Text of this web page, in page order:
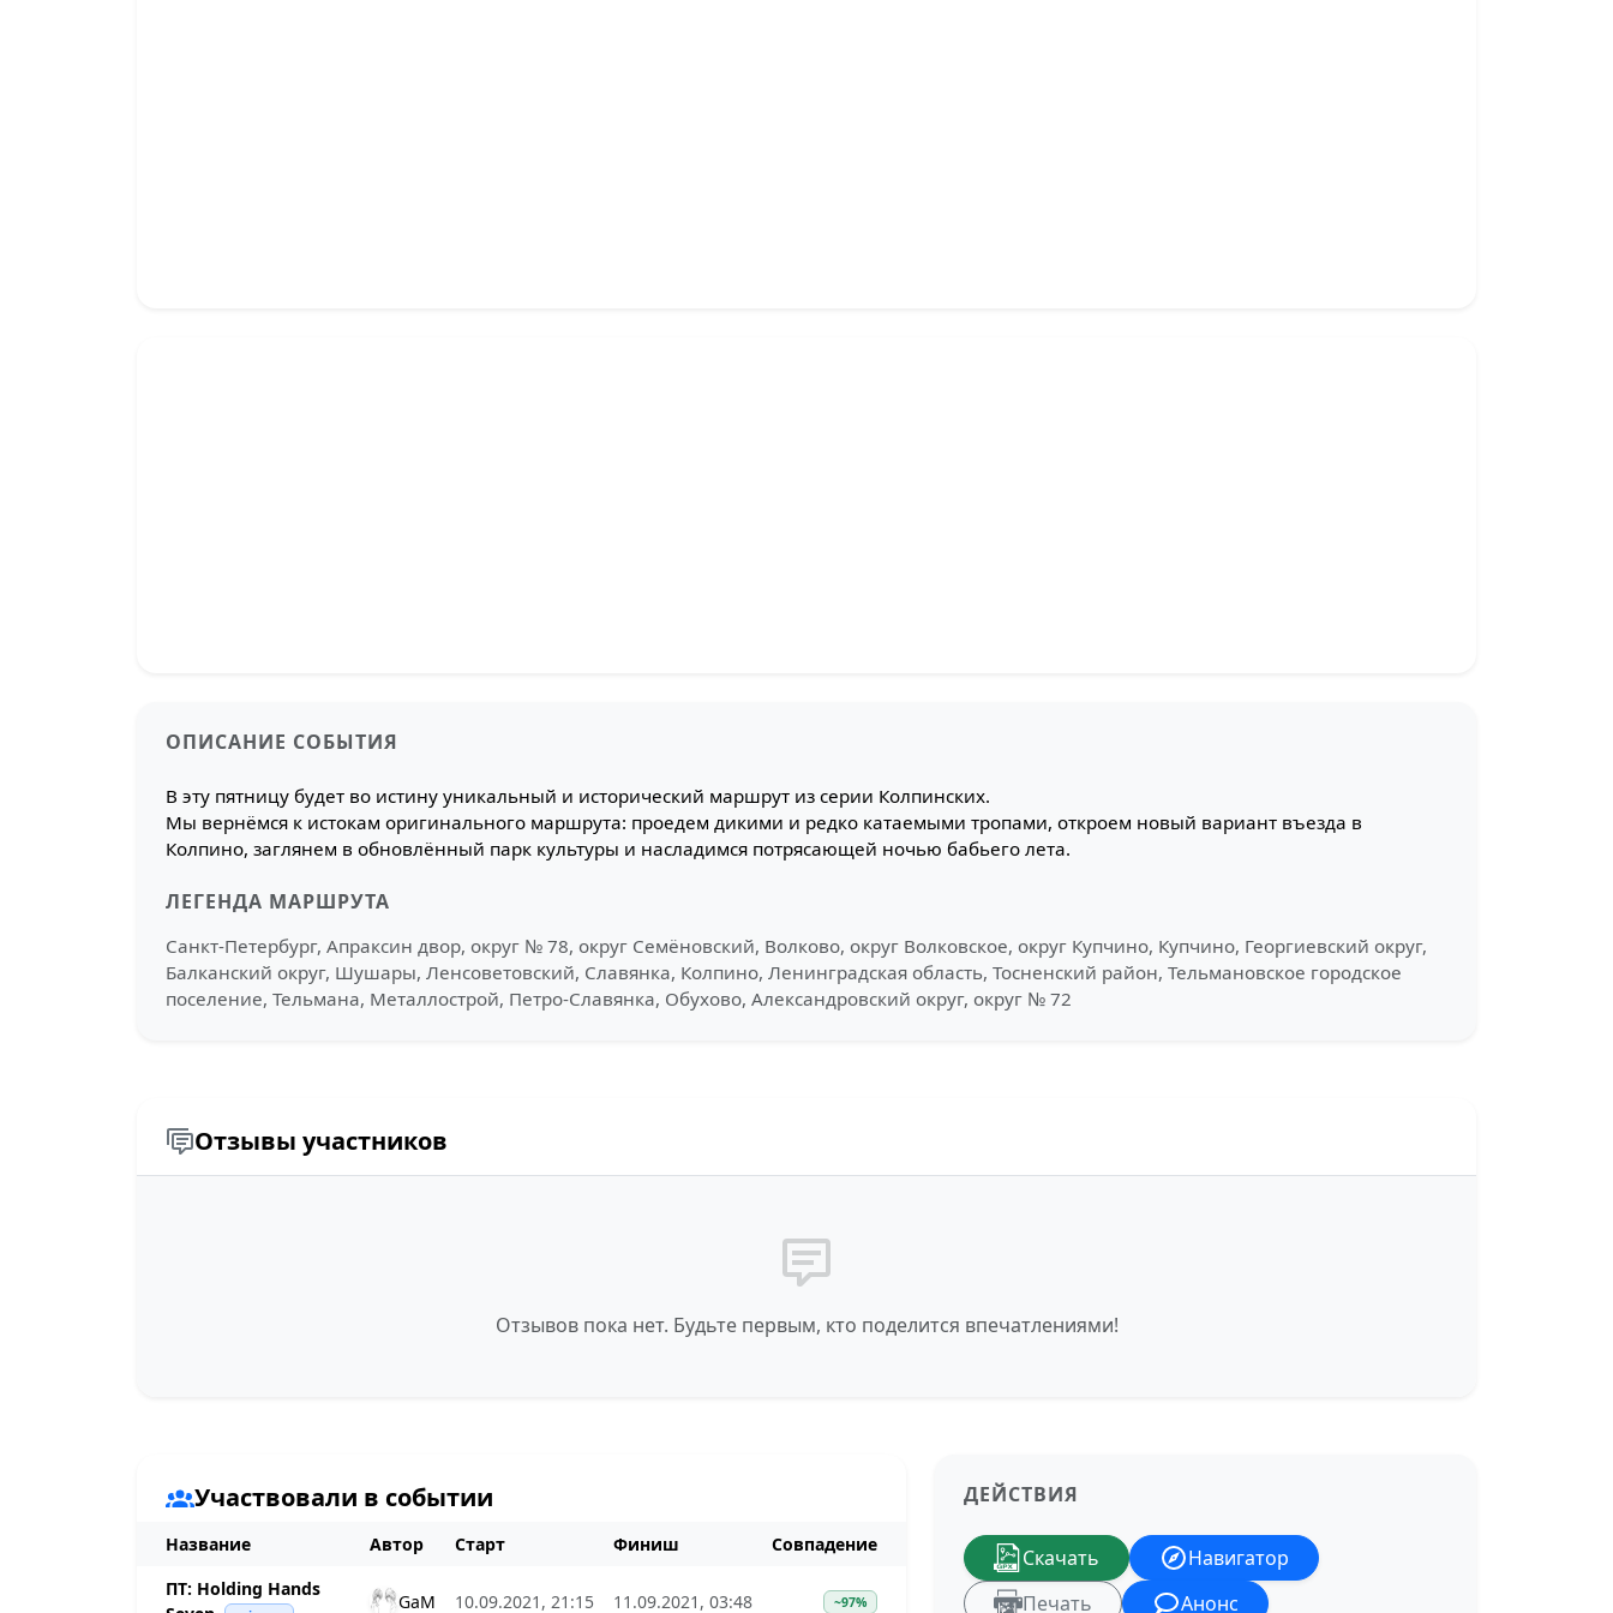
ОПИСАНИЕ СОБЫТИЯ
В эту пятницу будет во истину уникальный и исторический маршрут из серии Колпинских.
Мы вернёмся к истокам оригинального маршрута: проедем дикими и редко катаемыми тропами, откроем новый вариант въезда в
Колпино, заглянем в обновлённый парк культуры и насладимся потрясающей ночью бабьего лета.
ЛЕГЕНДА МАРШРУТА
Санкт-Петербург, Апраксин двор, округ № 78, округ Семёновский, Волково, округ Волковское, округ Купчино, Купчино, Георгиевский округ,
Балканский округ, Шушары, Ленсоветовский, Славянка, Колпино, Ленинградская область, Тосненский район, Тельмановское городское
поселение, Тельмана, Металлострой, Петро-Славянка, Обухово, Александровский округ, округ № 72
Отзывы участников
Отзывов пока нет. Будьте первым, кто поделится впечатлениями!
Участвовали в событии
Название Автор Старт Финиш
Совпадение
ПТ: Holding Hands
GaM 10.09.2021, 21:15 11.09.2021, 03:48 ~97%
ДЕЙСТВИЯ
Скачать
Навигатор
Печать
Анонс